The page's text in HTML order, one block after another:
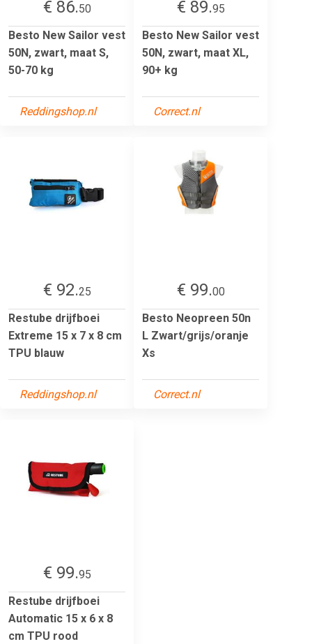
€ 86.50
Besto New Sailor vest
50N, zwart, maat S,
50-70 kg
Reddingshop.nl
€ 89.95
Besto New Sailor vest
50N, zwart, maat XL,
90+ kg
Correct.nl
€ 92.25
Restube drijfboei
Extreme 15 x 7 x 8 cm
TPU blauw
Reddingshop.nl
€ 99.00
Besto Neopreen 50n
L Zwart/grijs/oranje
Xs
Correct.nl
€ 99.95
Restube drijfboei
Automatic 15 x 6 x 8
cm TPU rood